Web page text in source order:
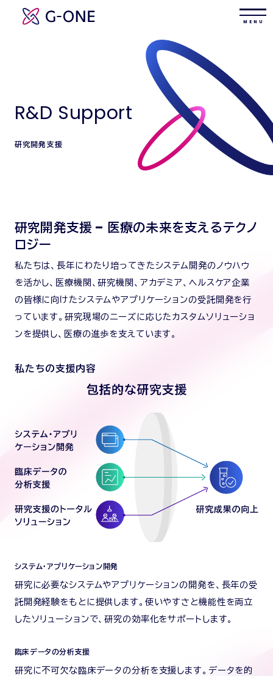
M E N U
R&D Support
研究開発支援
研究開発支援 – 医療の未来を支えるテクノ
ロジー
私たちは、長年にわたり培ってきたシステム開発のノウハウ
を活かし、医療機関、研究機関、アカデミア、ヘルスケア企業
の皆様に向けたシステムやアプリケーションの受託開発を行
っています。研究現場のニーズに応じたカスタムソリューショ
ンを提供し、医療の進歩を支えています。
私たちの支援内容
システム・アプリケーション開発
研究に必要なシステムやアプリケーションの開発を、長年の受
託開発経験をもとに提供します。使いやすさと機能性を両立
したソリューションで、研究の効率化をサポートします。
臨床データの分析支援
研究に不可欠な臨床データの分析を支援します。データを的